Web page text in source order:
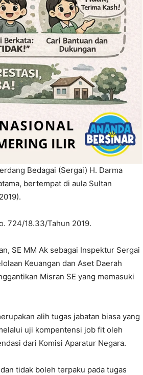
Bedagai (Sergai) H. Darma
bertempat di aula Sultan
724/18.33/Tahun 2019.
SE MM Ak sebagai Inspektur Sergai
Keuangan dan Aset Daerah
Misran SE yang memasuki
alih tugas jabatan biasa yang
uji kompentensi job fit oleh
dari Komisi Aparatur Negara.
tidak boleh terpaku pada tugas